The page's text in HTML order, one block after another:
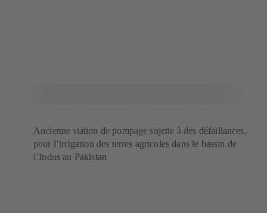
Ancienne station de pompage sujette à des défaillances,
pour l’irrigation des terres agricoles dans le bassin de
l’Indus au Pakistan